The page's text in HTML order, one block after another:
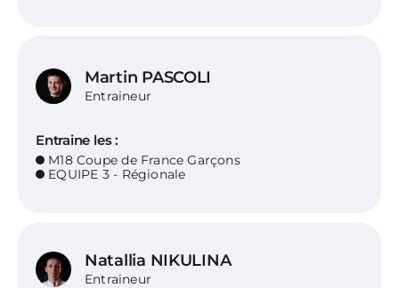
Martin PASCOLI
Entraineur
Entraine les :
M18 Coupe de France Garçons
EQUIPE 3 - Régionale
Natallia NIKULINA
Entraineur